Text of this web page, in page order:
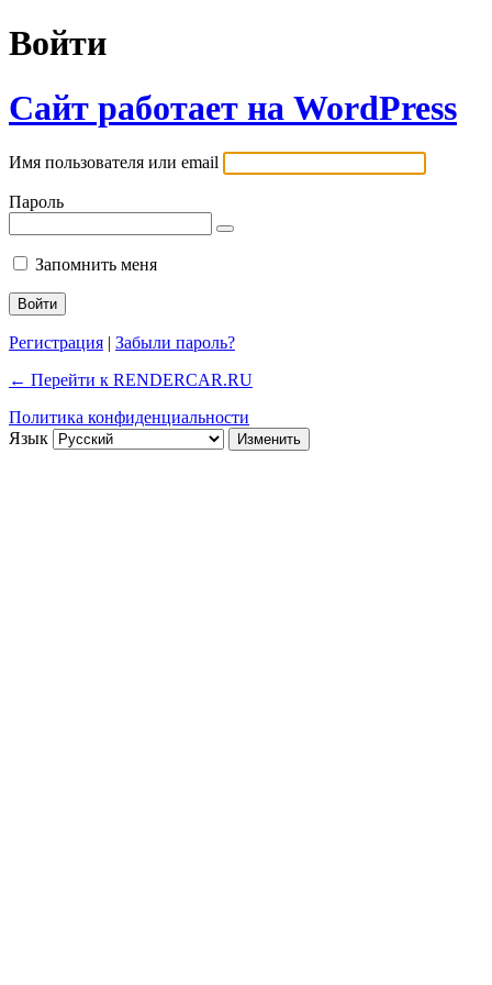
Войти
Сайт работает на WordPress
Имя пользователя или email
Пароль
Запомнить меня
Регистрация | Забыли пароль?
← Перейти к RENDERCAR.RU
Политика конфиденциальности
Язык